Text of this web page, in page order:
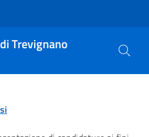
Trevignano